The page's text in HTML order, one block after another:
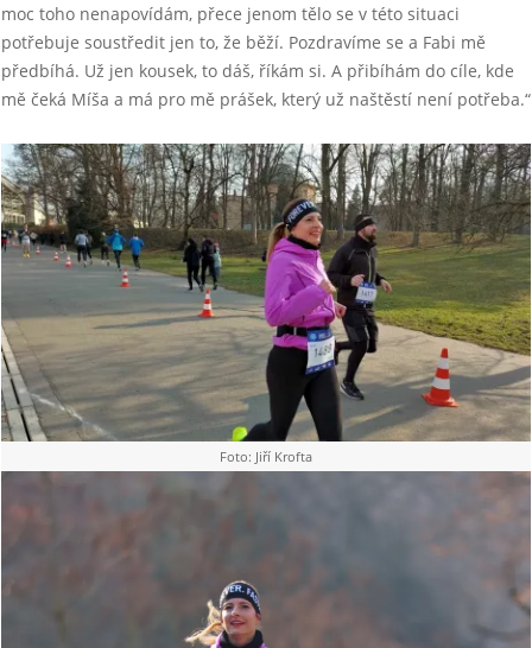
moc toho nenapovídám, přece jenom tělo se v této situaci
potřebuje soustředit jen to, že běží. Pozdravíme se a Fabi mě
předbíhá. Už jen kousek, to dáš, říkám si. A přibíhám do cíle, kde
mě čeká Míša a má pro mě prášek, který už naštěstí není potřeba.“
Foto: Jiří Krofta